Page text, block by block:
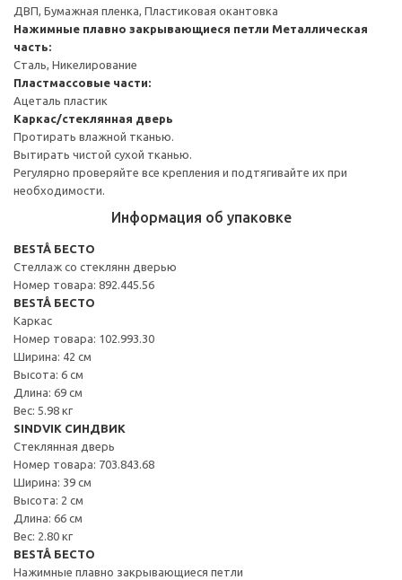
ДВП, Бумажная пленка, Пластиковая окантовка
Нажимные плавно закрывающиеся петли Металлическая
часть:
Сталь, Никелирование
Пластмассовые части:
Ацеталь пластик
Каркас/стеклянная дверь
Протирать влажной тканью.
Вытирать чистой сухой тканью.
Регулярно проверяйте все крепления и подтягивайте их при
необходимости.
Информация об упаковке
BESTÅ БЕСТО
Стеллаж со стеклянн дверью
Номер товара: 892.445.56
BESTÅ БЕСТО
Каркас
Номер товара: 102.993.30
Ширина: 42 см
Высота: 6 см
Длина: 69 см
Вес: 5.98 кг
SINDVIK СИНДВИК
Стеклянная дверь
Номер товара: 703.843.68
Ширина: 39 см
Высота: 2 см
Длина: 66 см
Вес: 2.80 кг
BESTÅ БЕСТО
Нажимные плавно закрывающиеся петли